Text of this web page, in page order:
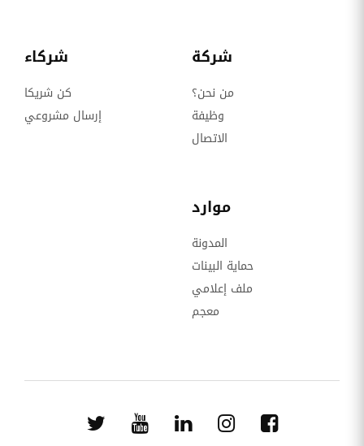
شركة
من نحن؟
وظيفة
الاتصال
شركاء
كن شريكا
إرسال مشروعي
موارد
المدونة
حماية البينات
ملف إعلامي
معجم